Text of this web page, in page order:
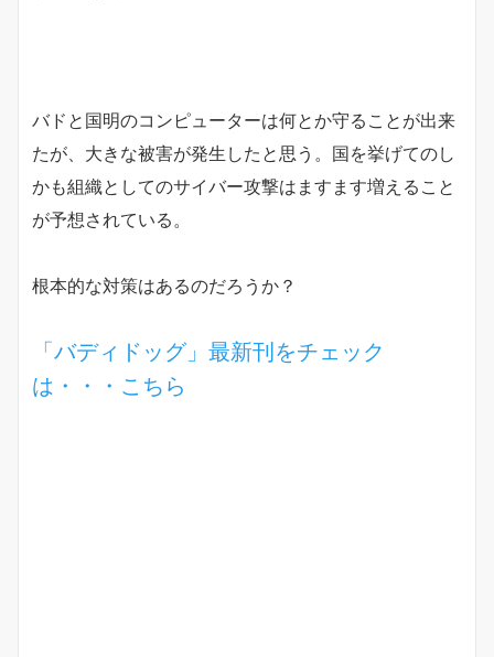
バドと国明のコンピューターは何とか守ることが出来
たが、大きな被害が発生したと思う。国を挙げてのし
かも組織としてのサイバー攻撃はますます増えること
が予想されている。
根本的な対策はあるのだろうか？
「バディドッグ」最新刊をチェック
は・・・こちら